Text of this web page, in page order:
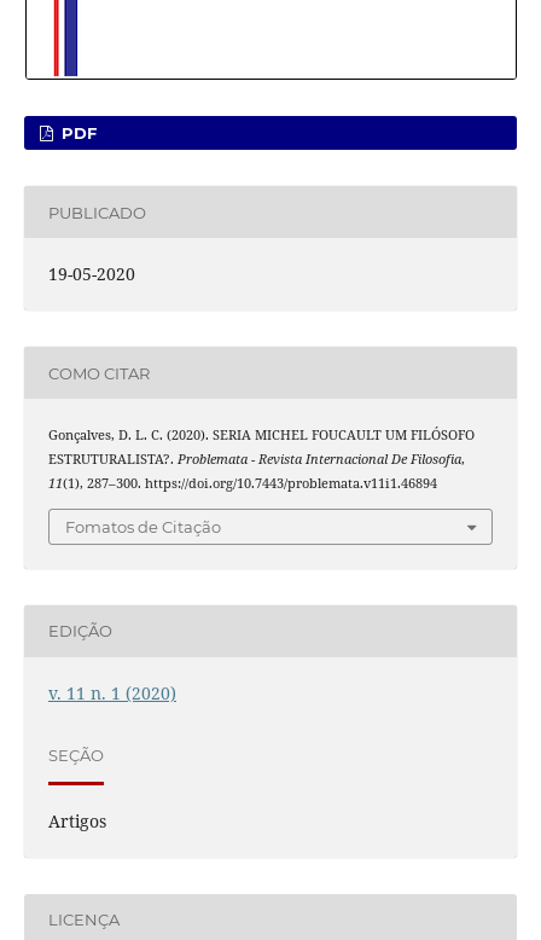
PDF
PUBLICADO
19-05-2020
COMO CITAR
Gonçalves, D. L. C. (2020). SERIA MICHEL FOUCAULT UM FILÓSOFO
ESTRUTURALISTA?. Problemata - Revista Internacional De Filosofia,
11(1), 287–300. https://doi.org/10.7443/problemata.v11i1.46894
Fomatos de Citação
EDIÇÃO
v. 11 n. 1 (2020)
SEÇÃO
Artigos
LICENÇA